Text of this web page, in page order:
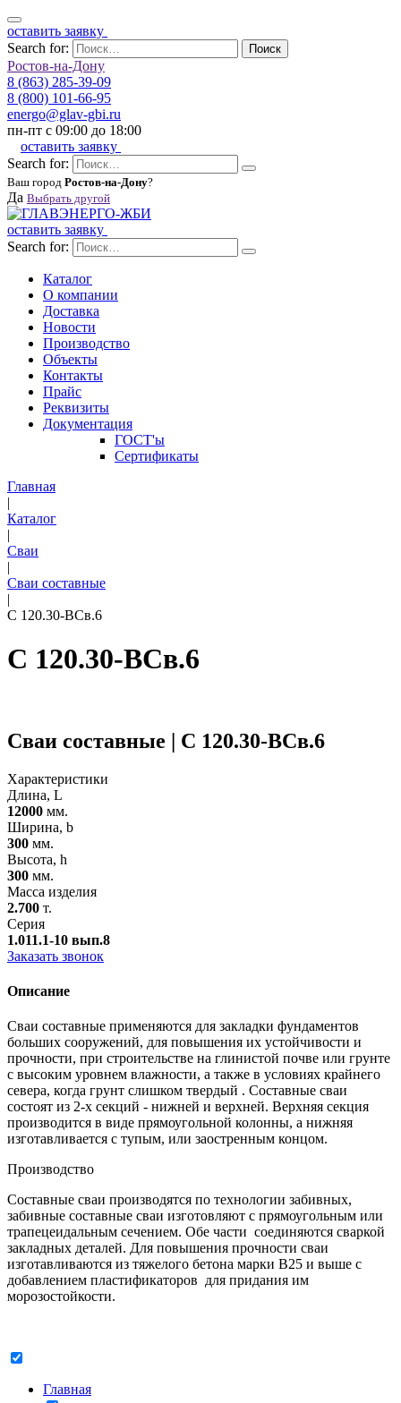
оставить заявку
Search for:
Поиск
Ростов-на-Дону
8 (863) 285-39-09
8 (800) 101-66-95
energo@glav-gbi.ru
пн-пт с 09:00 до 18:00
оставить заявку
Search for:
Ваш город Ростов-на-Дону?
Да Выбрать другой
оставить заявку
Search for:
Каталог
О компании
Доставка
Новости
Производство
Объекты
Контакты
Прайс
Реквизиты
Документация
ГОСТ'ы
Сертификаты
Главная
|
Каталог
|
Сваи
|
Сваи составные
|
С 120.30-ВСв.6
С 120.30-ВСв.6
Сваи составные | С 120.30-ВСв.6
Характеристики
Длина, L
12000 мм.
Ширина, b
300 мм.
Высота, h
300 мм.
Масса изделия
2.700 т.
Серия
1.011.1-10 вып.8
Заказать звонок
Описание
Сваи составные применяются для закладки фундаментов
больших сооружений, для повышения их устойчивости и
прочности, при строительстве на глинистой почве или грунте
с высоким уровнем влажности, а также в условиях крайнего
севера, когда грунт слишком твердый . Составные сваи
состоят из 2-х секций - нижней и верхней. Верхняя секция
производится в виде прямоугольной колонны, а нижняя
изготавливается с тупым, или заостренным концом.
Производство
Составные сваи производятся по технологии забивных,
забивные составные сваи изготовляют с прямоугольным или
трапецеидальным сечением. Обе части соединяются сваркой
закладных деталей. Для повышения прочности сваи
изготавливаются из тяжелого бетона марки В25 и выше с
добавлением пластификаторов для придания им
морозостойкости.
Главная